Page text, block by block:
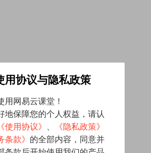
用协议与隐私政策
用网易云课堂！
地保障您的个人权益，请认
《使用协议》 、
《隐私政策》
条款》 的全部内容，同意并